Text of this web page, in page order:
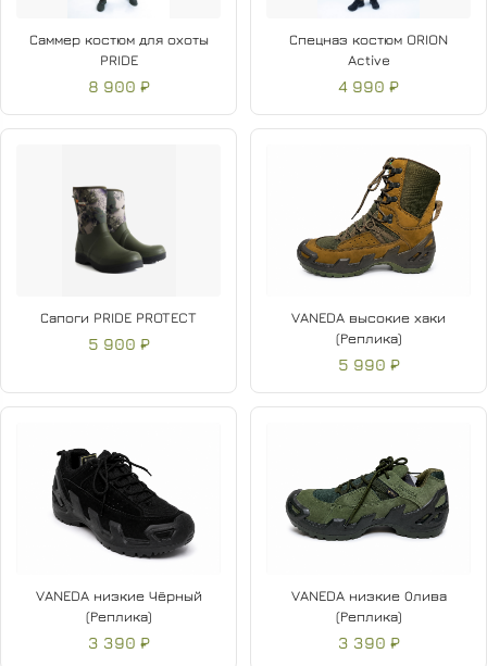
Саммер костюм для охоты
PRIDE
8 900 ₽
Спецназ костюм ORION
Active
4 990 ₽
Сапоги PRIDE PROTECT
5 900 ₽
VANEDA высокие хаки
(Реплика)
5 990 ₽
VANEDA низкие Чёрный
(Реплика)
3 390 ₽
VANEDA низкие Олива
(Реплика)
3 390 ₽